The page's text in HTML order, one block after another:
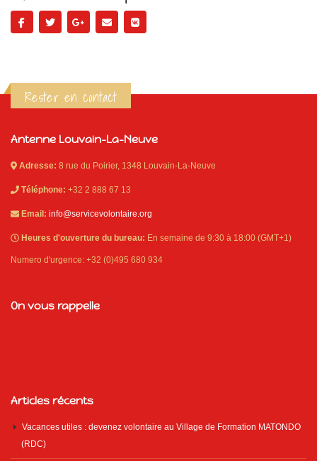
Rester en contact
Antenne Louvain-La-Neuve
Adresse: 8 rue du Poirier, 1348 Louvain-La-Neuve
Téléphone: +32 2 888 67 13
Email: info@servicevolontaire.org
Heures d'ouverture du bureau: En semaine de 9:30 à 18:00 (GMT+1)
Numero d'urgence: +32 (0)495 680 934
On vous rappelle
Articles récents
Vacances utiles : devenez volontaire au Village de Formation MATONDO
(RDC)